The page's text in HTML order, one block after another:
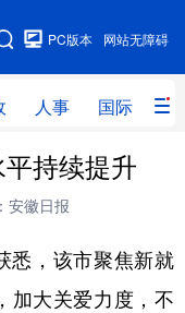
网站无障碍
PC版本
人事 国际 财
人事
线 教育
体育
持续提升
安徽日报
，该市聚焦新就
加大关爱力度，不